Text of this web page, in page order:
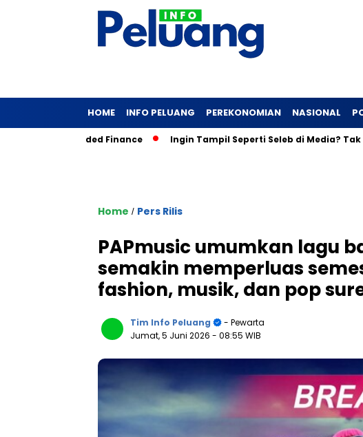
HOME INFO PELUANG PEREKONOMIAN NASIONAL
Blended Finance Ingin Tampil Seperti Seleb di Media? Tak
Home / Pers Rilis
PAPmusic umumkan lagu
semakin memperluas
fashion, musik, dan pop
Tim Info Peluang
- Pewarta
Jumat, 5 Juni 2026 - 08:55 WIB